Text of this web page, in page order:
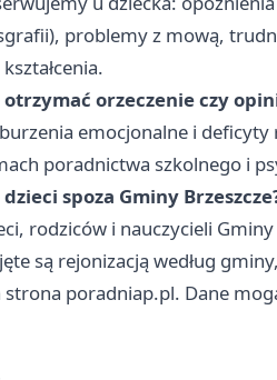
problemy z mową,
otrzymać orzeczenie czy
emocjonalne i
poradnictwa szkolnego i
spoza Gminy
rodziców i nauczycieli
są rejonizacją według
strona poradniap.pl. Dane